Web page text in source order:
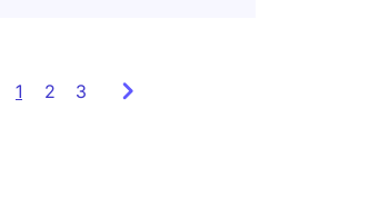
1 Showing
2 3